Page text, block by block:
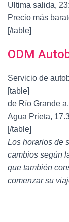
Ultima salida,
Precio más
[/table]
ODM
Servicio de
[table]
de Río Grande
Agua Prieta,
[/table]
Los horarios de
cambios según
que también
comenzar su